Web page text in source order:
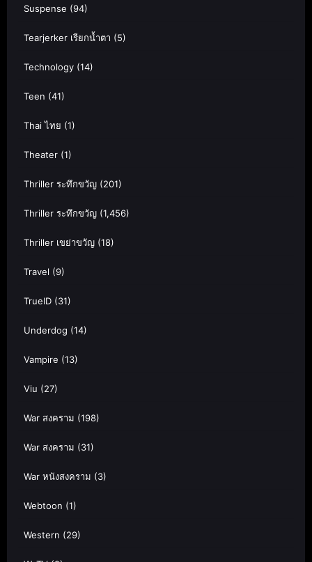
Suspense (94)
Tearjerker เรียกน้ำตา (5)
Technology (14)
Teen (41)
Thai ไทย (1)
Theater (1)
Thriller ระทึกขวัญ (201)
Thriller ระทึกขวัญ (1,456)
Thriller เขย่าขวัญ (18)
Travel (9)
TrueID (31)
Underdog (14)
Vampire (13)
Viu (27)
War สงคราม (198)
War สงคราม (31)
War หนังสงคราม (3)
Webtoon (1)
Western (29)